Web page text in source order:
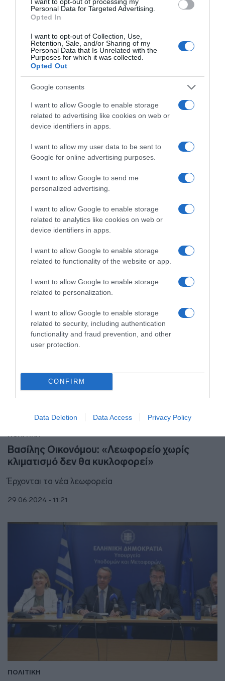
Personal Data for Targeted Advertising.
Opted In
I want to opt-out of Collection, Use,
Retention, Sale, and/or Sharing of my
Personal Data that Is Unrelated with the
Purposes for which it was collected.
Opted Out
Google consents
I want to allow Google to enable storage
related to advertising like cookies on web or
device identifiers in apps.
I want to allow my user data to be sent to
Google for online advertising purposes.
I want to allow Google to send me
personalized advertising.
I want to allow Google to enable storage
related to analytics like cookies on web or
device identifiers in apps.
I want to allow Google to enable storage
related to functionality of the website or app.
I want to allow Google to enable storage
related to personalization.
I want to allow Google to enable storage
related to security, including authentication
functionality and fraud prevention, and other
user protection.
CONFIRM
Data Deletion Data Access Privacy Policy
09.11.2024 - 12:10
συνεργάτη μετά από δημοσιεύματα που τον
εμπλέκουν σε κύκλωμα trafficking
30.09.2024 - 19:53
ΠΟΛΙΤΙΚΗ
Βασίλης Οικονόμου: «Λεωφορείο χωρίς
κλιματισμό δεν θα κυκλοφορεί»
Έρχονται τα νέα λεωφορεία
29.06.2024 - 11:21
ΠΟΛΙΤΙΚΗ